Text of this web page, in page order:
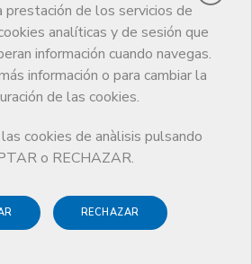
prestación de los servicios de
analíticas y de sesión que
información cuando navegas.
información o para cambiar la
de las cookies.
cookies de anàlisis pulsando
o RECHAZAR.
RECHAZAR
Comunicar actividad
actividad
de actos y jornadas de interés
de cursos se indicará la fecha de